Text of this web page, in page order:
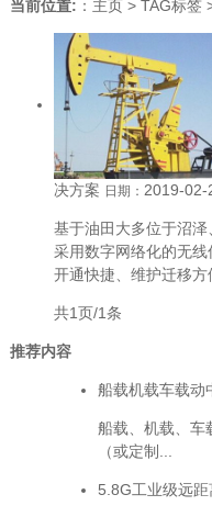
当前位置: ： 主页> TAG标签
决方案 日期： 2019-02-
基于油田大多位于沼泽
采用数字网络化的无
开通快捷、维护迁移
共1页/1条
推荐内容
船载机载车载动
船载、机载、车
（或定制...
5.8G工业级远